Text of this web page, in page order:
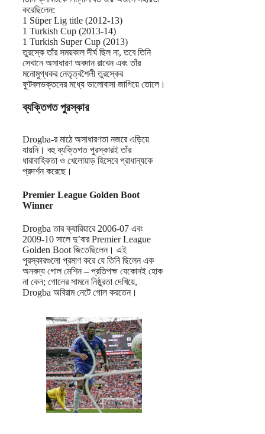
করেছিলেন:
1 Süper Lig title (2012-13)
1 Turkish Cup (2013-14)
1 Turkish Super Cup (2013)
তুরস্কে তাঁর সময়কাল দীর্ঘ ছিল না, তবে তিনি
সেখানে অসাধারণ অবদান রাখেন এবং তাঁর
মনোমুগ্ধকর নেতৃত্বশৈলী তুরস্কের
ফুটবলভক্তদের মধ্যে ভালোবাসা জাগিয়ে তোলে।
ব্যক্তিগত পুরস্কার
Drogba-র মাঠে অসাধারণতা নজরে এড়িয়ে
যায়নি। বহু ব্যক্তিগত পুরস্কারই তাঁর
ধারাবাহিকতা ও খেলোয়াড় হিসেবে প্রাধান্যকে
প্রদর্শন করেছে।
Premier League Golden Boot
Winner
Drogba তার ক্যারিয়ারে 2006-07 এবং
2009-10 সালে দু’বার Premier League
Golden Boot জিতেছিলেন। এই
পুরস্কারগুলো প্রমাণ করে যে তিনি ছিলেন এক
অনবদ্য গোল মেশিন – প্রতিপক্ষ যেকোনই হোক
না কেন; গোলের সামনে নিষ্ঠুরতা দেখিয়ে,
Drogba অবিরাম নেটে গোল করতেন।